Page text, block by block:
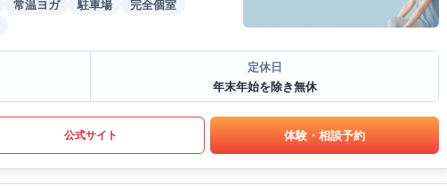
常温ヨガ 駐車場
完全個室
定休日
年末年始を除き無休
公式サイト 体験・相談予約